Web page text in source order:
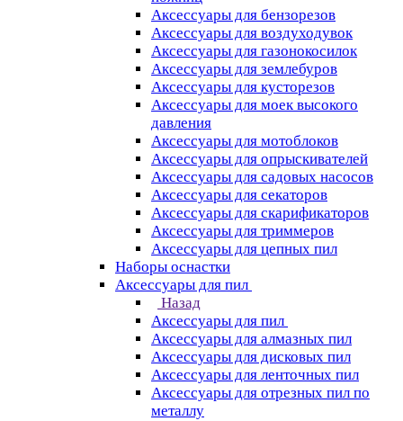
Аксессуары для бензорезов
Аксессуары для воздуходувок
Аксессуары для газонокосилок
Аксессуары для землебуров
Аксессуары для кусторезов
Аксессуары для моек высокого
давления
Аксессуары для мотоблоков
Аксессуары для опрыскивателей
Аксессуары для садовых насосов
Аксессуары для секаторов
Аксессуары для скарификаторов
Аксессуары для триммеров
Аксессуары для цепных пил
Наборы оснастки
Аксессуары для пил
Назад
Аксессуары для пил
Аксессуары для алмазных пил
Аксессуары для дисковых пил
Аксессуары для ленточных пил
Аксессуары для отрезных пил по
металлу